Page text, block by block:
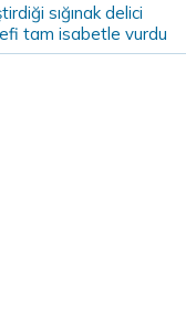
sığınak delici
tam isabetle vurdu